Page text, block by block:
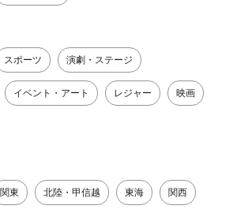
スポーツ 演劇・ステージ
イベント・アート レジャー 映画
関東 北陸・甲信越 東海 関西